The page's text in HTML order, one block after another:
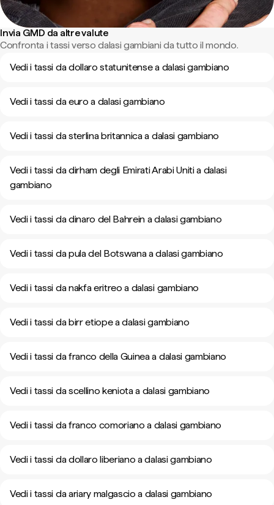
Invia GMD da altre valute
Confronta i tassi verso dalasi gambiani da tutto il mondo.
Vedi i tassi da dollaro statunitense a dalasi gambiano
Vedi i tassi da euro a dalasi gambiano
Vedi i tassi da sterlina britannica a dalasi gambiano
Vedi i tassi da dirham degli Emirati Arabi Uniti a dalasi
gambiano
Vedi i tassi da dinaro del Bahrein a dalasi gambiano
Vedi i tassi da pula del Botswana a dalasi gambiano
Vedi i tassi da nakfa eritreo a dalasi gambiano
Vedi i tassi da birr etiope a dalasi gambiano
Vedi i tassi da franco della Guinea a dalasi gambiano
Vedi i tassi da scellino keniota a dalasi gambiano
Vedi i tassi da franco comoriano a dalasi gambiano
Vedi i tassi da dollaro liberiano a dalasi gambiano
Vedi i tassi da ariary malgascio a dalasi gambiano